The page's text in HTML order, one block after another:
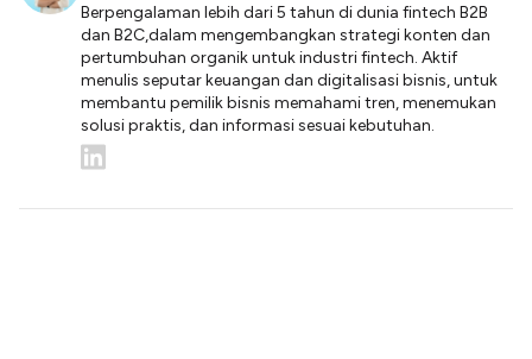
Berpengalaman lebih dari 5 tahun di dunia fintech B2B
dan B2C,dalam mengembangkan strategi konten dan
pertumbuhan organik untuk industri fintech. Aktif
menulis seputar keuangan dan digitalisasi bisnis, untuk
membantu pemilik bisnis memahami tren, menemukan
solusi praktis, dan informasi sesuai kebutuhan.